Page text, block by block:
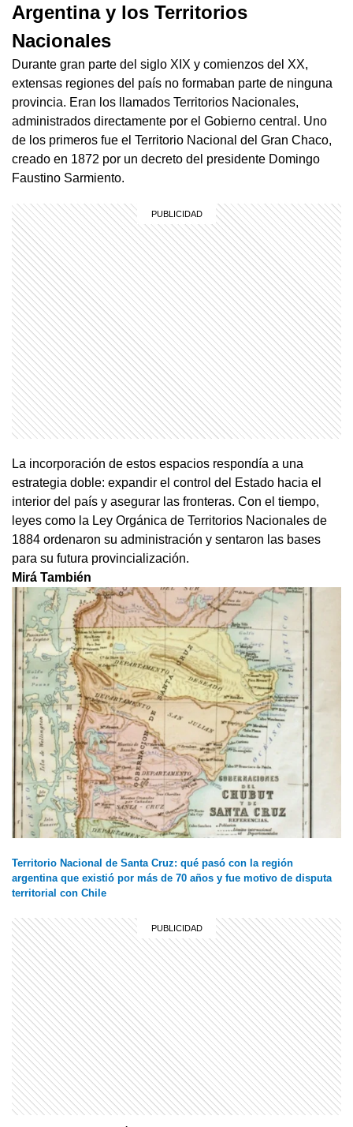
Argentina y los Territorios
Nacionales
Durante gran parte del siglo XIX y comienzos del XX,
extensas regiones del país no formaban parte de ninguna
provincia. Eran los llamados Territorios Nacionales,
administrados directamente por el Gobierno central. Uno
de los primeros fue el Territorio Nacional del Gran Chaco,
creado en 1872 por un decreto del presidente Domingo
Faustino Sarmiento.
La incorporación de estos espacios respondía a una
estrategia doble: expandir el control del Estado hacia el
interior del país y asegurar las fronteras. Con el tiempo,
leyes como la Ley Orgánica de Territorios Nacionales de
1884 ordenaron su administración y sentaron las bases
para su futura provincialización.
Mirá También
Territorio Nacional de Santa Cruz: qué pasó con la región
argentina que existió por más de 70 años y fue motivo de disputa
territorial con Chile